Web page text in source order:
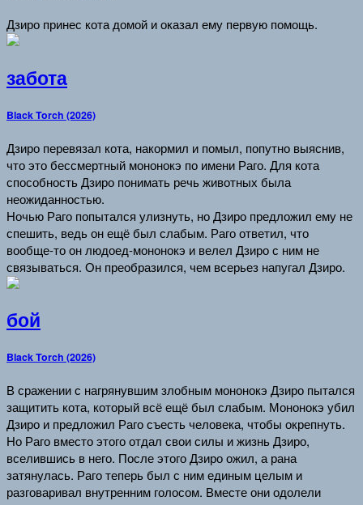
Дзиро принес кота домой и оказал ему первую помощь.
забота
Black Torch (2026)
Дзиро перевязал кота, накормил и помыл, попутно выяснив,
что это бессмертный мононокэ по имени Раго. Для кота
способность Дзиро понимать речь животных была
неожиданностью.
Ночью Раго попытался улизнуть, но Дзиро предложил ему не
спешить, ведь он ещё был слабым. Раго ответил, что
вообще-то он людоед-мононокэ и велел Дзиро с ним не
связываться. Он преобразился, чем всерьез напугал Дзиро.
бой
Black Torch (2026)
В сражении с нагрянувшим злобным мононокэ Дзиро пытался
защитить кота, который всё ещё был слабым. Мононокэ убил
Дзиро и предложил Раго съесть человека, чтобы окрепнуть.
Но Раго вместо этого отдал свои силы и жизнь Дзиро,
вселившись в него. После этого Дзиро ожил, а рана
затянулась. Раго теперь был с ним единым целым и
разговаривал внутренним голосом. Вместе они одолели